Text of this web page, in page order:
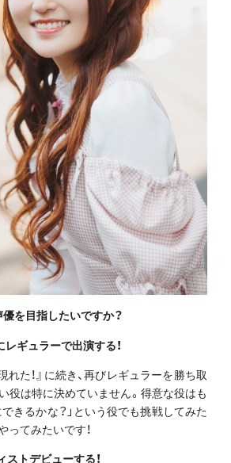
を目指したいですか？
ギュラーで出演する！
れた！』に続き、再びレギュラーを勝ち取
役は特に決めていません。得意な役はも
できるかな？」という役でも挑戦してみた
ってみたいです！
トデビューする！